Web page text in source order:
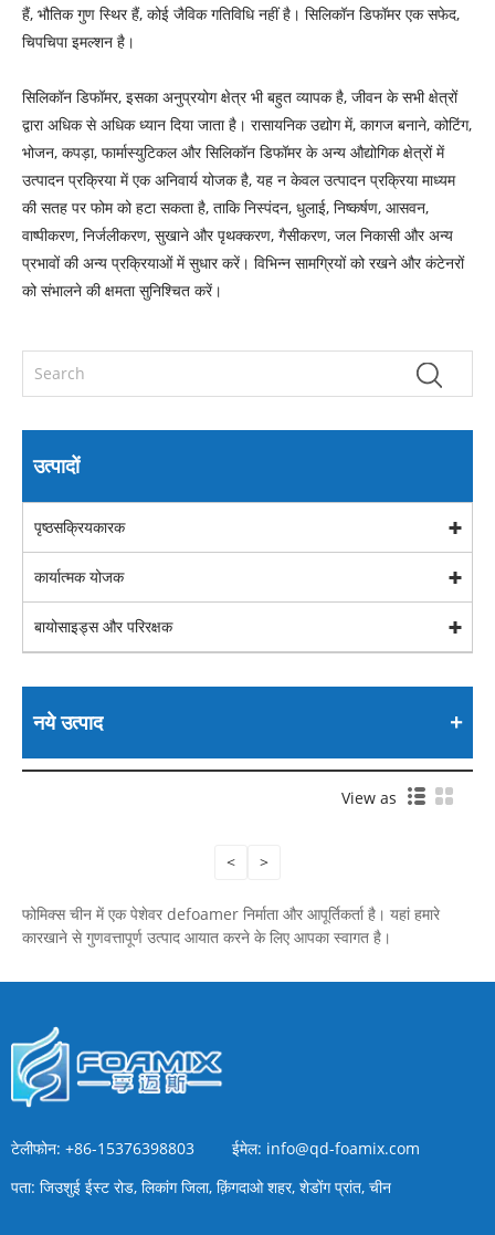
हैं, भौतिक गुण स्थिर हैं, कोई जैविक गतिविधि नहीं है। सिलिकॉन डिफॉमर एक सफेद,
चिपचिपा इमल्शन है।
सिलिकॉन डिफॉमर, इसका अनुप्रयोग क्षेत्र भी बहुत व्यापक है, जीवन के सभी क्षेत्रों
द्वारा अधिक से अधिक ध्यान दिया जाता है। रासायनिक उद्योग में, कागज बनाने, कोटिंग,
भोजन, कपड़ा, फार्मास्युटिकल और सिलिकॉन डिफॉमर के अन्य औद्योगिक क्षेत्रों में
उत्पादन प्रक्रिया में एक अनिवार्य योजक है, यह न केवल उत्पादन प्रक्रिया माध्यम
की सतह पर फोम को हटा सकता है, ताकि निस्पंदन, धुलाई, निष्कर्षण, आसवन,
वाष्पीकरण, निर्जलीकरण, सुखाने और पृथक्करण, गैसीकरण, जल निकासी और अन्य
प्रभावों की अन्य प्रक्रियाओं में सुधार करें। विभिन्न सामग्रियों को रखने और कंटेनरों
को संभालने की क्षमता सुनिश्चित करें।
उत्पादों
पृष्ठसक्रियकारक
कार्यात्मक योजक
बायोसाइड्स और परिरक्षक
नये उत्पाद
View as
< >
फोमिक्स चीन में एक पेशेवर defoamer निर्माता और आपूर्तिकर्ता है। यहां हमारे
कारखाने से गुणवत्तापूर्ण उत्पाद आयात करने के लिए आपका स्वागत है।
टेलीफोन: +86-15376398803 ईमेल: info@qd-foamix.com
पता: जिउशुई ईस्ट रोड, लिकांग जिला, क़िंगदाओ शहर, शेडोंग प्रांत, चीन